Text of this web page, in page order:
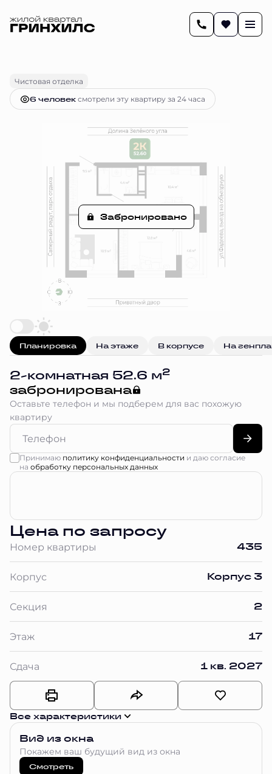
Чистовая отделка
6 человексмотрели эту квартиру за 24 часа
Забронировано
Планировка На этаже В корпусе На
2-комнатная 52.6 м2
забронирована
Оставьте телефон и мы подберем для вас похожую
квартиру
Принимаю политику конфиденциальности и даю согласие
на обработку персональных данных
Цена по запросу
Номер квартиры 435
Корпус Корпус 3
Секция 2
Этаж 17
Сдача 1 кв. 2027
Все характеристики
Вид из окна
Покажем ваш будущий вид из окна
Смотреть